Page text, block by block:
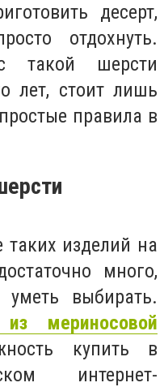
десерт,
отдохнуть.
такой шерсти
лет, стоит лишь
правила в
изделий на
много,
выбирать.
мериносовой
купить в
интернет-